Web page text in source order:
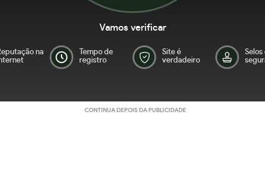
Vamos verificar
na
Tempo de
registro
Site é
verdadeiro
Selos
CONTINUA DEPOIS DA PUBLICIDADE